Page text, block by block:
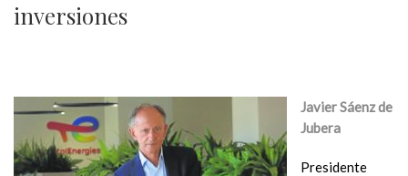
inversiones
Javier Sáenz de
Jubera
Presidente